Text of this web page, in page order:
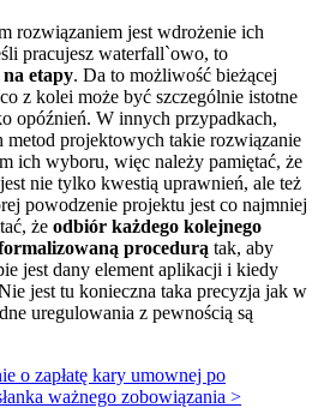
rozwiązaniem jest wdrożenie ich
pracujesz waterfall`owo, to
etapy. Da to możliwość bieżącej
z kolei może być szczególnie istotne
opóźnień. W innych przypadkach,
metod projektowych takie rozwiązanie
ich wyboru, więc należy pamiętać, że
nie tylko kwestią uprawnień, ale też
powodzenie projektu jest co najmniej
że odbiór każdego kolejnego
procedurą tak, aby
jest dany element aplikacji i kiedy
jest tu konieczna taka precyzja jak w
uregulowania z pewnością są
o zapłatę kary umownej po
ważnego zobowiązania >